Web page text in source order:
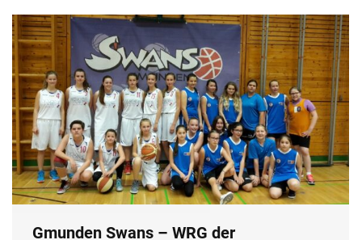
Gmunden Swans – WRG der